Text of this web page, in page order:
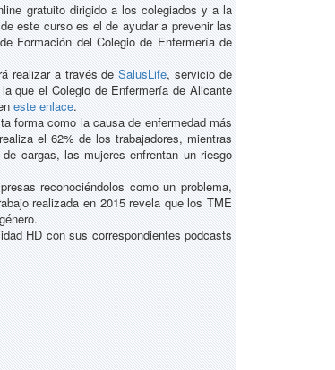
gratuito dirigido a los colegiados y a la
este curso es el de ayudar a prevenir las
Formación del Colegio de Enfermería de
realizar a través deSalusLife, servicio de
que el Colegio de Enfermería de Alicante
este enlace.
forma como la causa de enfermedad más
el 62% de los trabajadores, mientras
cargas, las mujeres enfrentan un riesgo
reconociéndolos como un problema,
realizada en 2015 revela que los TME
HD con sus correspondientes podcasts